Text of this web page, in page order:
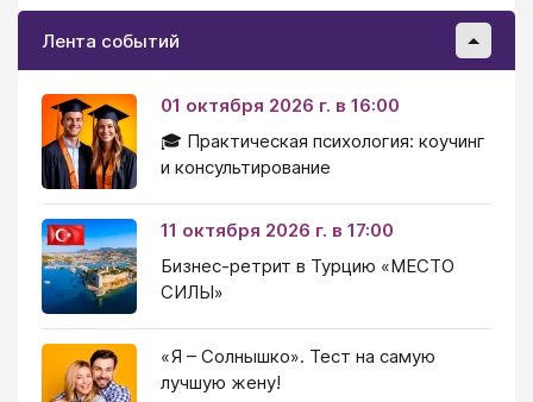
Лента событий
01 октября 2026 г. в 16:00
🎓 Практическая психология: коучинг
и консультирование
11 октября 2026 г. в 17:00
Бизнес-ретрит в Турцию «МЕСТО
СИЛЫ»
«Я – Солнышко». Тест на самую
лучшую жену!